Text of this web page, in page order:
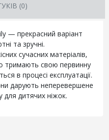
(0)
— прекрасний варіант
та зручні.
сучасних матеріалів,
тримають свою первинну
в процесі експлуатації.
дарують неперевершене
для дитячих ніжок.